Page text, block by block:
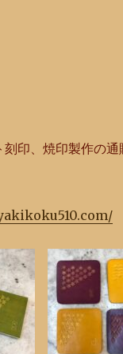
刻印、焼印製作の通